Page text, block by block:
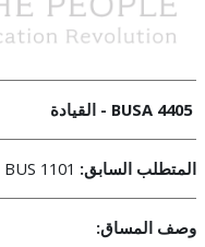
4405
المتطلب السابق: BUS 1101
وصف المساق: